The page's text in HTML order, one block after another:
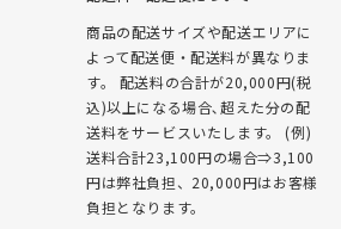
商品の配送サイズや配送エリアに
よって配送便・配送料が異なりま
す。 配送料の合計が20,000円(税
込)以上になる場合､超えた分の配
送料をサービスいたします。 (例)
送料合計23,100円の場合⇒3,100
円は弊社負担、20,000円はお客様
負担となります。